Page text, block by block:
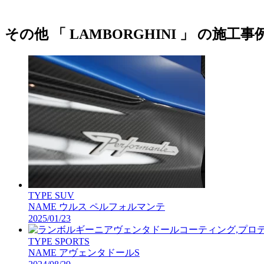
その他 「 LAMBORGHINI 」 の施工事
TYPE SUV
NAME ウルス ペルフォルマンテ
2025/01/23
TYPE SPORTS
NAME アヴェンタドールS